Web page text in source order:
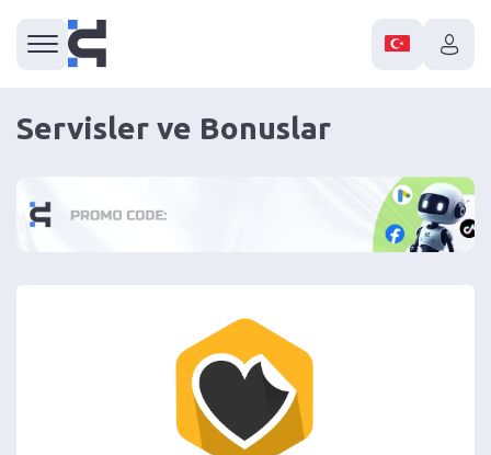
Servisler ve Bonuslar